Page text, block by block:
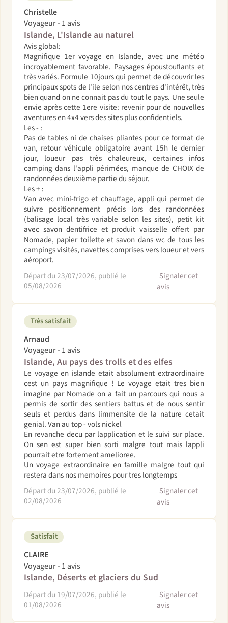
Christelle
Voyageur - 1 avis
Islande, L'Islande au naturel
Avis global:
Magnifique 1er voyage en Islande, avec une météo
incroyablement favorable. Paysages époustouflants et
très variés. Formule 10jours qui permet de découvrir les
principaux spots de l'ile selon nos centres d'intérêt, très
bien quand on ne connait pas du tout le pays. Une seule
envie après cette 1ere visite: revenir pour de nouvelles
aventures en 4x4 vers des sites plus confidentiels.
Les - :
Pas de tables ni de chaises pliantes pour ce format de
van, retour véhicule obligatoire avant 15h le dernier
jour, loueur pas très chaleureux, certaines infos
camping dans l'appli périmées, manque de CHOIX de
randonnées deuxième partie du séjour.
Les + :
Van avec mini-frigo et chauffage, appli qui permet de
suivre positionnement précis lors des randonnées
(balisage local très variable selon les sites), petit kit
avec savon dentifrice et produit vaisselle offert par
Nomade, papier toilette et savon dans wc de tous les
campings visités, navettes comprises vers loueur et vers
aéroport.
Départ du 23/07/2026, publié le
05/08/2026
Signaler cet
avis
Très satisfait
Arnaud
Voyageur - 1 avis
Islande, Au pays des trolls et des elfes
Le voyage en islande etait absolument extraordinaire
cest un pays magnifique ! Le voyage etait tres bien
imagine par Nomade on a fait un parcours qui nous a
permis de sortir des sentiers battus et de nous sentir
seuls et perdus dans limmensite de la nature cetait
genial. Van au top - vols nickel
En revanche decu par lapplication et le suivi sur place.
On sen est super bien sorti malgre tout mais lappli
pourrait etre fortement amelioree.
Un voyage extraordinaire en famille malgre tout qui
restera dans nos memoires pour tres longtemps
Départ du 23/07/2026, publié le
02/08/2026
Signaler cet
avis
Satisfait
CLAIRE
Voyageur - 1 avis
Islande, Déserts et glaciers du Sud
Départ du 19/07/2026, publié le
01/08/2026
Signaler cet
avis